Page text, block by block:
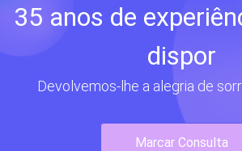
35 anos de
dispor
Devolvemos-lhe a alegria de
Marcar Consulta